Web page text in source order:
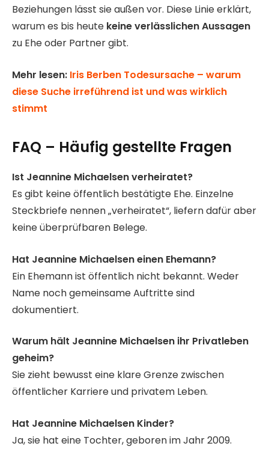
Beziehungen lässt sie außen vor. Diese Linie erklärt,
warum es bis heute keine verlässlichen Aussagen
zu Ehe oder Partner gibt.
Mehr lesen: Iris Berben Todesursache – warum
diese Suche irreführend ist und was wirklich
stimmt
FAQ – Häufig gestellte Fragen
Ist Jeannine Michaelsen verheiratet?
Es gibt keine öffentlich bestätigte Ehe. Einzelne
Steckbriefe nennen „verheiratet“, liefern dafür aber
keine überprüfbaren Belege.
Hat Jeannine Michaelsen einen Ehemann?
Ein Ehemann ist öffentlich nicht bekannt. Weder
Name noch gemeinsame Auftritte sind
dokumentiert.
Warum hält Jeannine Michaelsen ihr Privatleben
geheim?
Sie zieht bewusst eine klare Grenze zwischen
öffentlicher Karriere und privatem Leben.
Hat Jeannine Michaelsen Kinder?
Ja, sie hat eine Tochter, geboren im Jahr 2009.